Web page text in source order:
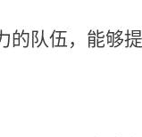
的队伍，能够